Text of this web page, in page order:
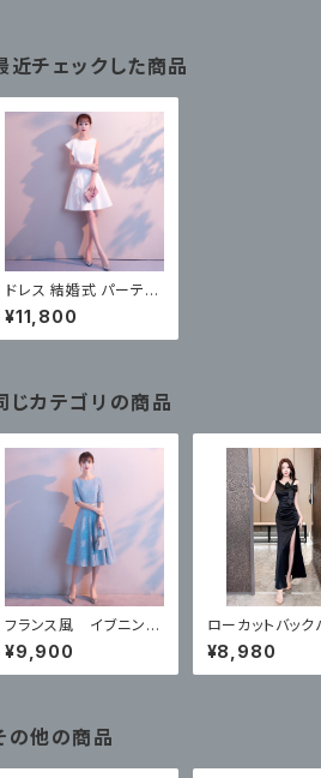
近チェックした商品
ドレス 結婚式 パーティ
ー お呼ばれ フレア スリ
ット 上品
¥11,800
じカテゴリの商品
フランス風 イブニング
ドレス
¥9,900
ローカットバック
ヒップロングイ
ドレス
¥8,980
の他の商品